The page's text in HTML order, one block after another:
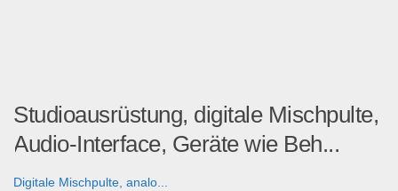
Studioausrüstung, digitale Mischpulte,
Audio-Interface, Geräte wie Beh...
Digitale Mischpulte, analo...